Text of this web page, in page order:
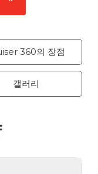
360의 장점
갤러리